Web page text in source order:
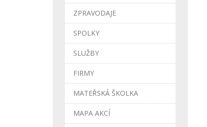
ZPRAVODAJE
SPOLKY
SLUŽBY
FIRMY
MATEŘSKÁ ŠKOLKA
MAPA AKCÍ